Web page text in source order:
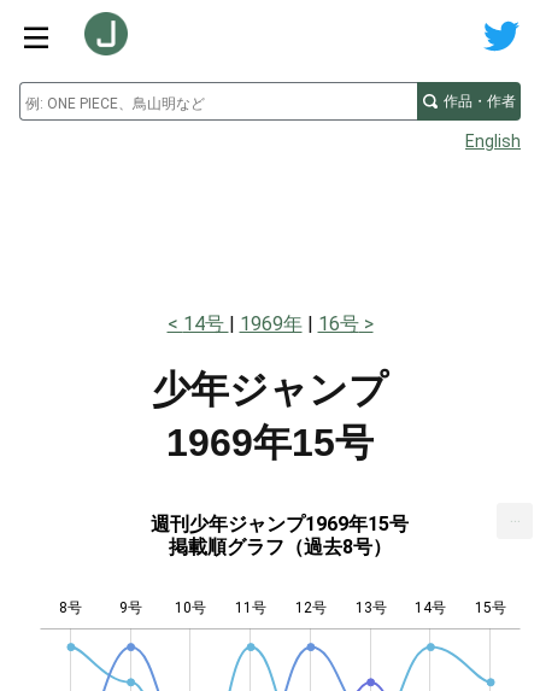
作品・作者
English
14号 1969年 16号
少年ジャンプ
1969年15号
週刊少年ジャンプ1969年15号
掲載順グラフ（過去8号）
8号 9号 10号 11号 12号 13号 14号 15号